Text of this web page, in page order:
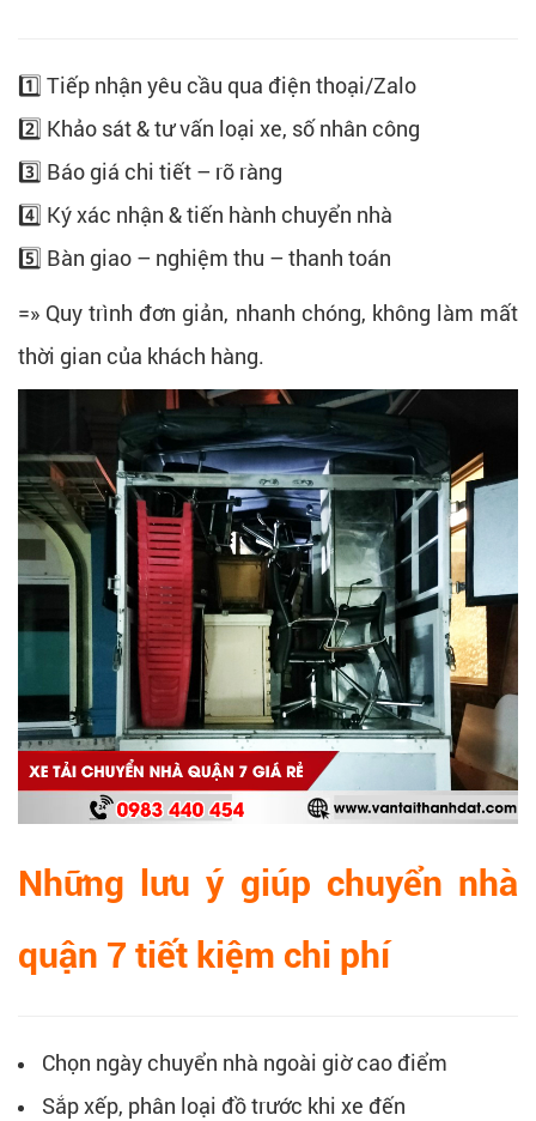
1️⃣ Tiếp nhận yêu cầu qua điện thoại/Zalo
2️⃣ Khảo sát & tư vấn loại xe, số nhân công
3️⃣ Báo giá chi tiết – rõ ràng
4️⃣ Ký xác nhận & tiến hành chuyển nhà
5️⃣ Bàn giao – nghiệm thu – thanh toán
=» Quy trình đơn giản, nhanh chóng, không làm mất
thời gian của khách hàng.
Những lưu ý giúp chuyển nhà
quận 7 tiết kiệm chi phí
Chọn ngày chuyển nhà ngoài giờ cao điểm
Sắp xếp, phân loại đồ trước khi xe đến